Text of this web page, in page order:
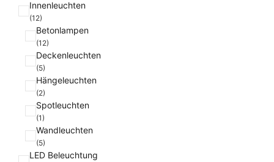
K
a
Innenleuchten
(12)
Betonlampen
(12)
Deckenleuchten
(5)
Hängeleuchten
(2)
Spotleuchten
(1)
Wandleuchten
(5)
LED Beleuchtung